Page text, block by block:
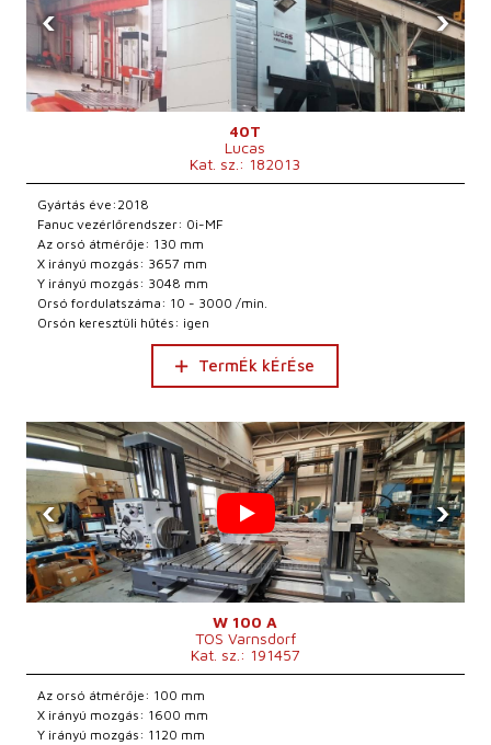
‹ ›
40T
Lucas
Kat. sz.: 182013
Gyártás éve:2018
Fanuc vezérlőrendszer: 0i-MF
Az orsó átmérője: 130 mm
X irányú mozgás: 3657 mm
Y irányú mozgás: 3048 mm
Orsó fordulatszáma: 10 - 3000 /min.
Orsón keresztüli hűtés: igen
TermÉk kÉrÉse
‹ ›
W 100 A
TOS Varnsdorf
Kat. sz.: 191457
Az orsó átmérője: 100 mm
X irányú mozgás: 1600 mm
Y irányú mozgás: 1120 mm